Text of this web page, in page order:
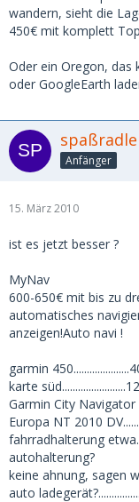
Komplett = 630
(598.90 Euro)
wandern, sieht die
450€ mit komplett
Oder ein Oregon, das
oder GoogleEarth
Anfänger
15. März 2010
ist es jetzt besser ?
MyNav
600-650€ mit bis zu
automatisches
anzeigen!Auto navi !
garmin
karte
Garmin City Navigator
Europa NT 2010
fahrradhalterung
autohalterung?
keine ahnung, sagen
auto